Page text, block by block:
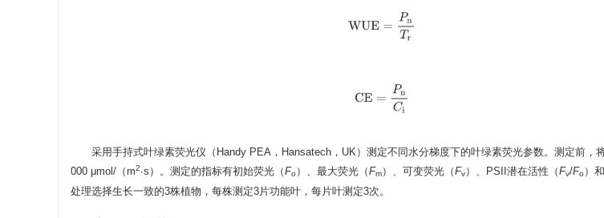
WUE Tr
CE nCi
采用手持式叶绿素荧光仪（Handy PEA，Hansatech，UK）测定不同水分梯度下的叶绿素荧光参数。测定前，
000 μmol/（m2∙s）。测定的指标有初始荧光（Fo ）、最大荧光（Fm）、可变荧光（Fv）、PSII潜在活性（Fv/Fo ）
处理选择生长一致的3株植物，每株测定3片功能叶，每片叶测定3次。